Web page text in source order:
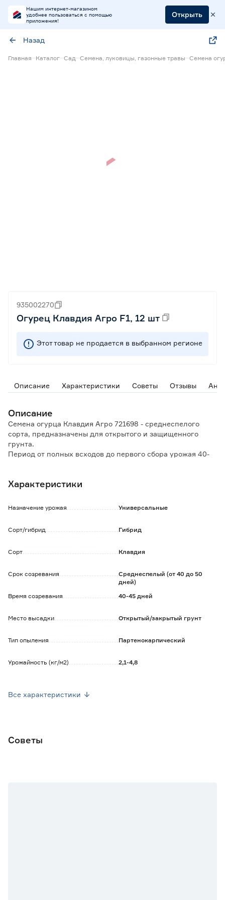
Нашим интернет-магазином
удобнее пользоваться с помощью
приложения!
Открыть
Назад
Главная Каталог Сад Семена, луковицы, газонные травы Семена
935002270
Огурец Клавдия Агро F1, 12 шт
Этот товар не продается в выбранном регионе
Описание Характеристики Советы Отзывы
Описание
Семена огурца Клавдия Агро 721698 - среднеспелого
сорта, предназначены для открытого и защищенного
грунта.
Период от полных всходов до первого сбора урожая 40-
Плоды длиной 10-12 см, диаметром 2-3 см, зеленые,
Масса 90-100 г.
Характеристики
Назначение урожая Универсальные
Сорт/гибрид Гибрид
Сорт Клавдия
Срок созревания
Среднеспелый (от 40 до 50
дней)
Время созревания
40-45 дней
Место высадки Открытый/закрытый грунт
Тип опыления Партенокарпический
Урожайность (кг/м2) 2,1-4,8
Все характеристики
Советы